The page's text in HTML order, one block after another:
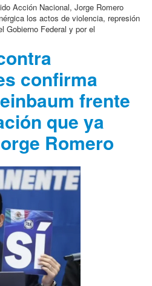
Acción Nacional, Jorge Romero
los actos de violencia, represión
Gobierno Federal y por el
confirma
frente
que ya
Romero